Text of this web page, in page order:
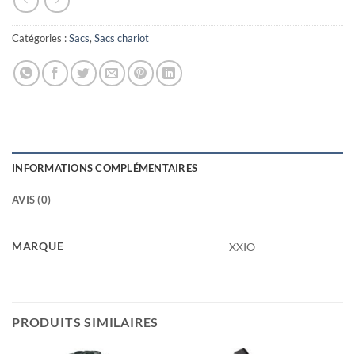
Catégories :Sacs,Sacs chariot
INFORMATIONS COMPLÉMENTAIRES
AVIS (0)
MARQUE XXIO
PRODUITS SIMILAIRES